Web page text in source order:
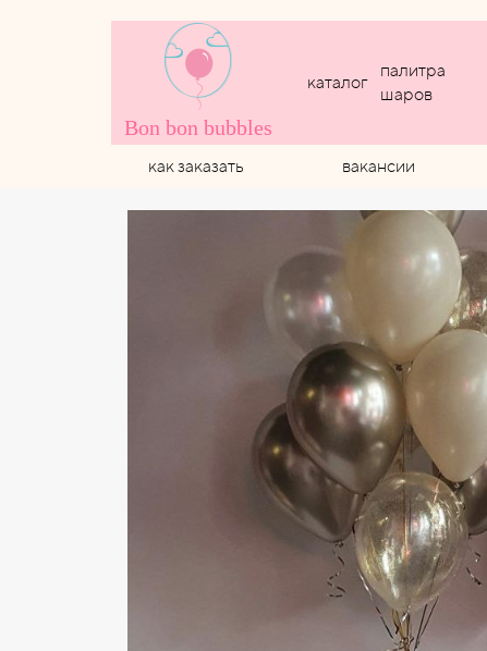
Bon bon bubbles
каталог
палитра
шаров
как заказать вакансии